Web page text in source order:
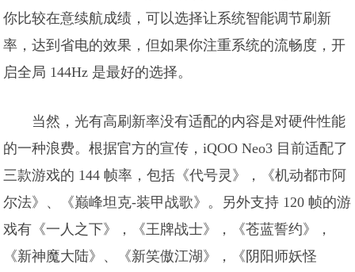
你比较在意续航成绩，可以选择让系统智能调节刷新
率，达到省电的效果，但如果你注重系统的流畅度，开
启全局 144Hz 是最好的选择。
当然，光有高刷新率没有适配的内容是对硬件性能
的一种浪费。根据官方的宣传，iQOO Neo3 目前适配了
三款游戏的 144 帧率，包括《代号灵》，《机动都市阿
尔法》、《巅峰坦克-装甲战歌》。另外支持 120 帧的游
戏有《一人之下》，《王牌战士》，《苍蓝誓约》，
《新神魔大陆》、《新笑傲江湖》，《阴阳师妖怪